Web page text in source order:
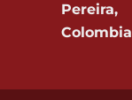
Pereira,
Colombia